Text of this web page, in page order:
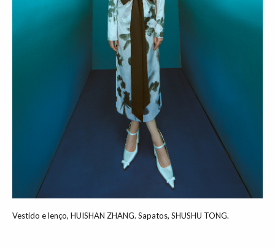
Vestido e lenço, HUISHAN ZHANG. Sapatos, SHUSHU TONG.